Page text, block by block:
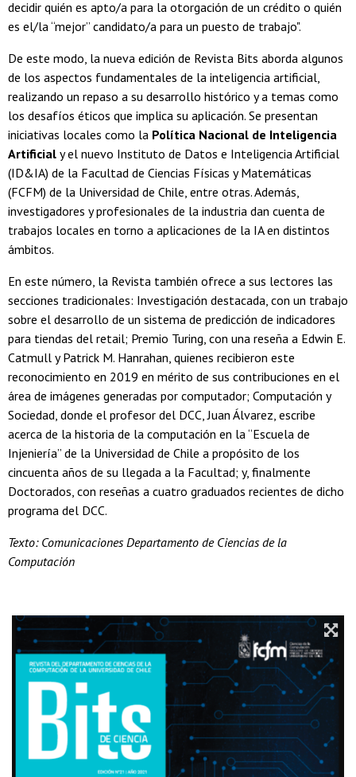
decidir quién es apto/a para la otorgación de un crédito o quién
es el/la “mejor” candidato/a para un puesto de trabajo".
De este modo, la nueva edición de Revista Bits aborda algunos
de los aspectos fundamentales de la inteligencia artificial,
realizando un repaso a su desarrollo histórico y a temas como
los desafíos éticos que implica su aplicación. Se presentan
iniciativas locales como la Política Nacional de Inteligencia
Artificial y el nuevo Instituto de Datos e Inteligencia Artificial
(ID&IA) de la Facultad de Ciencias Físicas y Matemáticas
(FCFM) de la Universidad de Chile, entre otras. Además,
investigadores y profesionales de la industria dan cuenta de
trabajos locales en torno a aplicaciones de la IA en distintos
ámbitos.
En este número, la Revista también ofrece a sus lectores las
secciones tradicionales: Investigación destacada, con un trabajo
sobre el desarrollo de un sistema de predicción de indicadores
para tiendas del retail; Premio Turing, con una reseña a Edwin E.
Catmull y Patrick M. Hanrahan, quienes recibieron este
reconocimiento en 2019 en mérito de sus contribuciones en el
área de imágenes generadas por computador; Computación y
Sociedad, donde el profesor del DCC, Juan Álvarez, escribe
acerca de la historia de la computación en la “Escuela de
Injeniería” de la Universidad de Chile a propósito de los
cincuenta años de su llegada a la Facultad; y, finalmente
Doctorados, con reseñas a cuatro graduados recientes de dicho
programa del DCC.
Texto: Comunicaciones Departamento de Ciencias de la
Computación